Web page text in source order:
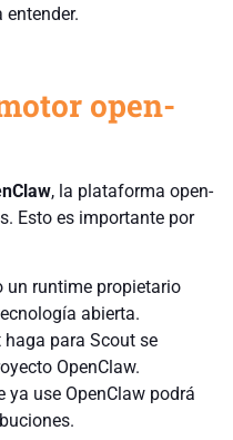
entender.
open-
, la plataforma open-
Esto es importante por
un runtime propietario
abierta.
para Scout se
OpenClaw.
ya use OpenClaw podrá